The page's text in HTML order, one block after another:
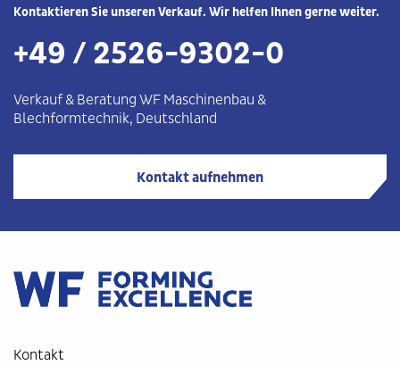
Kontaktieren Sie unseren Verkauf. Wir helfen Ihnen gerne weiter.
+49 / 2526-9302-0
Verkauf & Beratung WF Maschinenbau &
Blechformtechnik, Deutschland
Kontakt aufnehmen
Kontakt